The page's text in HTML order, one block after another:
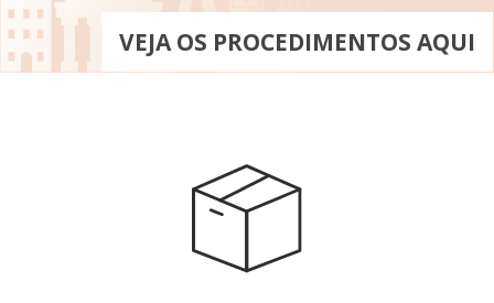
VEJA OS PROCEDIMENTOS AQUI